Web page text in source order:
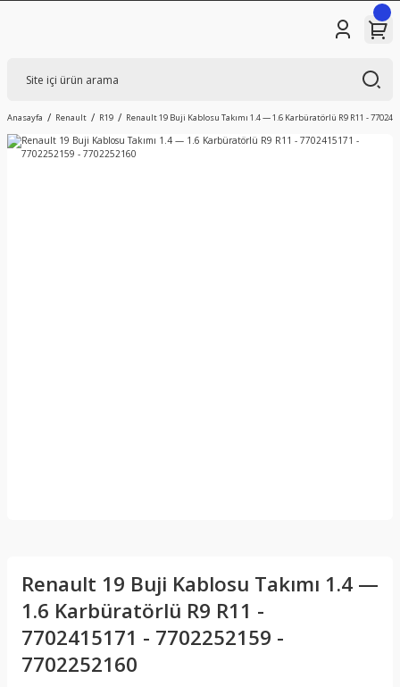
Anasayfa Renault R19 Renault 19 Buji Kablosu Takımı 1.4 — 1.6 Karbüratörlü R9 R11 -
Renault 19 Buji Kablosu Takımı 1.4 —
1.6 Karbüratörlü R9 R11 -
7702415171 - 7702252159 -
7702252160